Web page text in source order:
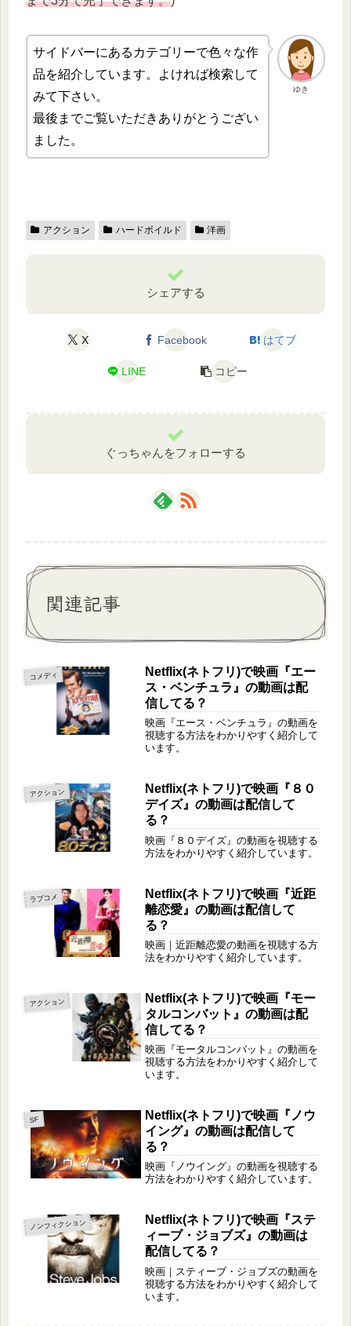
ゆき
サイドバーにあるカテゴリーで色々な作
品を紹介しています。よければ検索して
みて下さい。
最後までご覧いただきありがとうござい
ました。
アクション ハードボイルド 洋画
シェアする
X Facebook はてブ
LINE コピー
ぐっちゃんをフォローする
関連記事
コメディ
Netflix(ネトフリ)で映画『エー
ス・ベンチュラ』の動画は配
信してる？
映画『エース・ベンチュラ』の動画を
視聴する方法をわかりやすく紹介して
います。
アクション
Netflix(ネトフリ)で映画『８０
デイズ』の動画は配信して
る？
映画『８０デイズ』の動画を視聴する
方法をわかりやすく紹介しています。
ラブコメ
Netflix(ネトフリ)で映画『近距
離恋愛』の動画は配信して
る？
映画｜近距離恋愛の動画を視聴する方
法をわかりやすく紹介しています。
アクション
Netflix(ネトフリ)で映画『モー
タルコンバット』の動画は配
信してる？
映画『モータルコンバット』の動画を
視聴する方法をわかりやすく紹介して
います。
SF
Netflix(ネトフリ)で映画『ノウ
イング』の動画は配信して
る？
映画『ノウイング』の動画を視聴する
方法をわかりやすく紹介しています。
ノンフィクション
Netflix(ネトフリ)で映画『ステ
ィーブ・ジョブズ』の動画は
配信してる？
映画｜スティーブ・ジョブズの動画を
視聴する方法をわかりやすく紹介して
います。